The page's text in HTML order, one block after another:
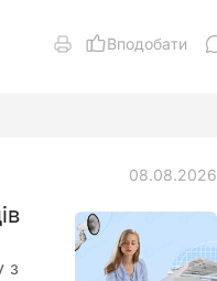
Вподобати
08.08.2026
з